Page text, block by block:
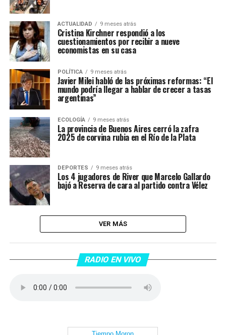
ACTUALIDAD 9 meses atrás
Cristina Kirchner respondió a los
cuestionamientos por recibir a nueve
economistas en su casa
POLÍTICA 9 meses atrás
Javier Milei habló de las próximas reformas: “El
mundo podría llegar a hablar de crecer a tasas
argentinas”
ECOLOGÍA 9 meses atrás
La provincia de Buenos Aires cerró la zafra
2025 de corvina rubia en el Río de la Plata
DEPORTES 9 meses atrás
Los 4 jugadores de River que Marcelo Gallardo
bajó a Reserva de cara al partido contra Vélez
VER MÁS
RADIO EN VIVO